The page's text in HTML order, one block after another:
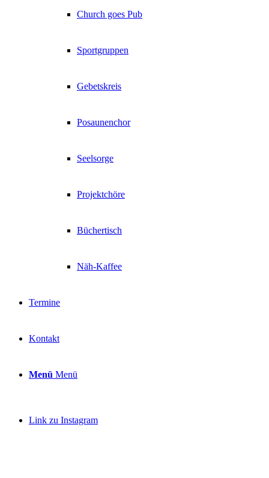
Church goes Pub
Sportgruppen
Gebetskreis
Posaunenchor
Seelsorge
Projektchöre
Büchertisch
Näh-Kaffee
Termine
Kontakt
Menü Menü
Link zu Instagram